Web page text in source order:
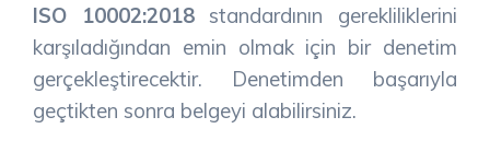
ISO 10002:2018standardının gerekliliklerini
karşıladığından emin olmak için bir denetim
gerçekleştirecektir. Denetimden başarıyla
geçtikten sonra belgeyi alabilirsiniz.